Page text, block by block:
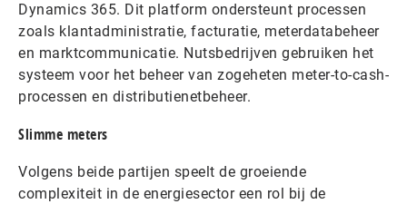
Dynamics 365. Dit platform ondersteunt processen
zoals klantadministratie, facturatie, meterdatabeheer
en marktcommunicatie. Nutsbedrijven gebruiken het
systeem voor het beheer van zogeheten meter-to-cash-
processen en distributienetbeheer.
Slimme meters
Volgens beide partijen speelt de groeiende
complexiteit in de energiesector een rol bij de